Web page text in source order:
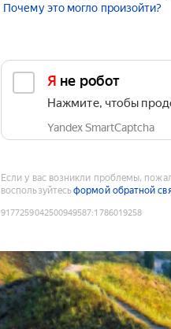
Почему это могло произойти?
Я не робот
Нажмите, чтобы
Yandex SmartCaptcha
Если у вас возникли проблемы,
воспользуйтесьформой обратной
9177259042500949587:1786019258